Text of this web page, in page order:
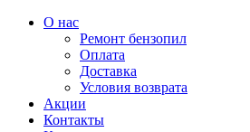
О нас
Ремонт бензопил
Оплата
Доставка
Условия возврата
Акции
Контакты